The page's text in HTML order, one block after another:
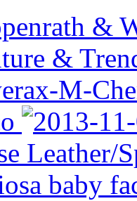
&
&
M-
Leather/
baby